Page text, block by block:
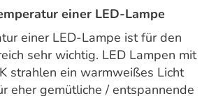
einer LED-Lampe
einer LED-Lampe ist für den
sehr wichtig. LED Lampen mit
strahlen ein warmweißes Licht
eher gemütliche / entspannende